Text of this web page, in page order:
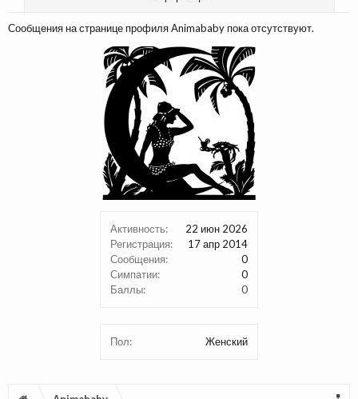
Активность:
22 июн 2026
Регистрация:
17 апр 2014
Сообщения:
0
Симпатии:
0
Баллы:
0
Пол: Женский
Сообщения на странице профиля Animababy пока отсутствуют.